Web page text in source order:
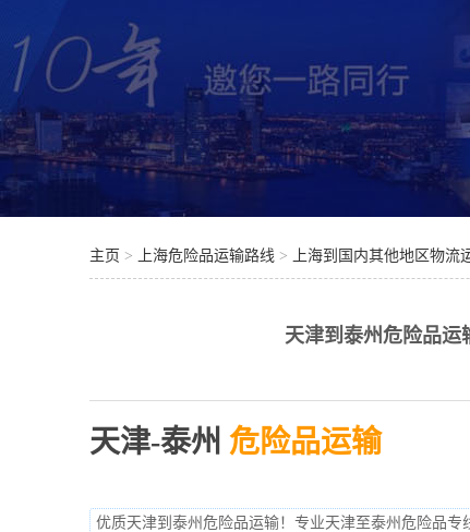
主页 > 上海危险品运输路线 > 上海到国内其他地区物流
天津到泰州危险品运
天津-泰州 危险品运输
优质天津到泰州危险品运输！专业天津至泰州危险品专